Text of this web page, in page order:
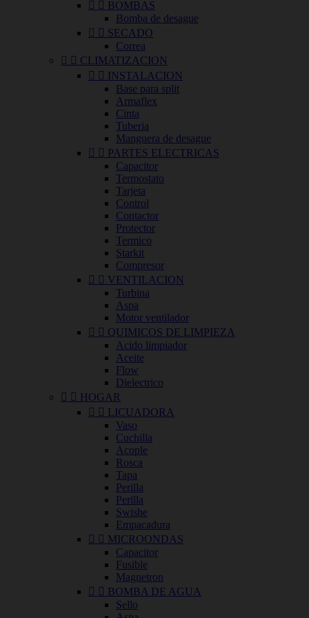
  BOMBAS
Bomba de desague
  SECADO
Correa
  CLIMATIZACION
  INSTALACION
Base para split
Armaflex
Cinta
Tuberia
Manguera de desague
  PARTES ELECTRICAS
Capacitor
Termostato
Tarjeta
Control
Contactor
Protector
Termico
Starkit
Compresor
  VENTILACION
Turbina
Aspa
Motor ventilador
  QUIMICOS DE LIMPIEZA
Acido limpiador
Aceite
Flow
Dielectrico
  HOGAR
  LICUADORA
Vaso
Cuchilla
Acople
Rosca
Tapa
Perilla
Perilla
Swishe
Empacadura
  MICROONDAS
Capacitor
Fusible
Magnetron
  BOMBA DE AGUA
Sello